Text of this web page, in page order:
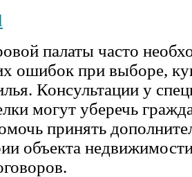
палаты часто
ошибок при выборе,
Консультации у
могут уберечь
принять
объекта